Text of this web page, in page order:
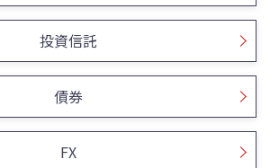
投資信託
債券
FX